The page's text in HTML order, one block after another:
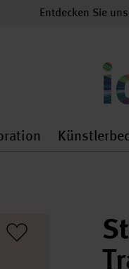
Entdecken Sie
general.openMenu
Dekoration